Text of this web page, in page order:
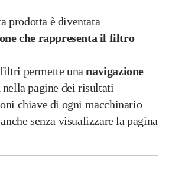
prodotta è diventata
che rappresenta il filtro
permette unanavigazione
nella pagine dei risultati
chiave di ogni macchinario
anche senza visualizzare la pagina